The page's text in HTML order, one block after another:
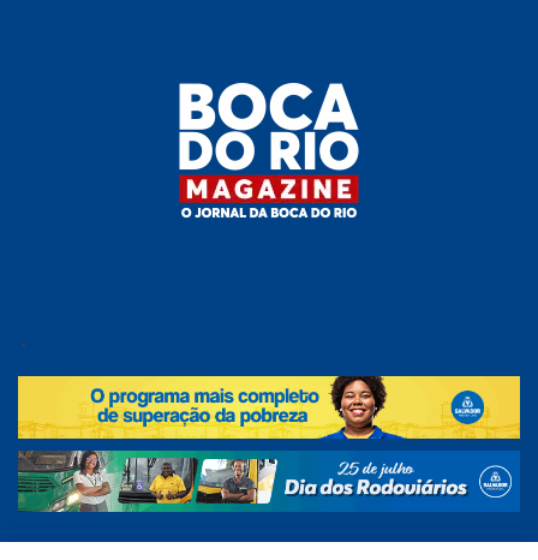
Magazine
do Rio
e
região!
.